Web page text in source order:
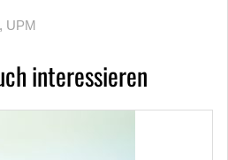
, UPM
interessieren